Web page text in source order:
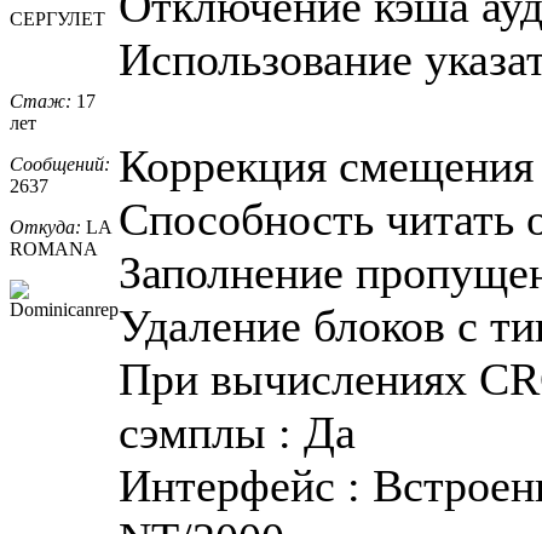
СЕРГУЛЕТ
Стаж: 17
лет
Сообщений:
2637
Откуда: LA
ROMANA
Использование
Коррекция
Способность
Заполнение
Удаление блоков с
При вычислениях
сэмплы : Да
Интерфейс :